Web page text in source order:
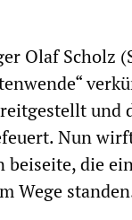
Olaf Scholz
Nun
die
Wege